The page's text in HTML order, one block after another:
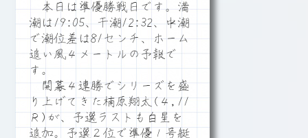
本日は準優勝戦日です。満
潮は19:05、干潮12:32、中潮
で潮位差は81センチ、ホーム
追い風４メートルの予報で
す。
開幕４連勝でシリーズを盛
り上げてきた楠原翔太(４,11
Ｒ)が、予選ラストも白星を
追加。予選２位で準優１号艇